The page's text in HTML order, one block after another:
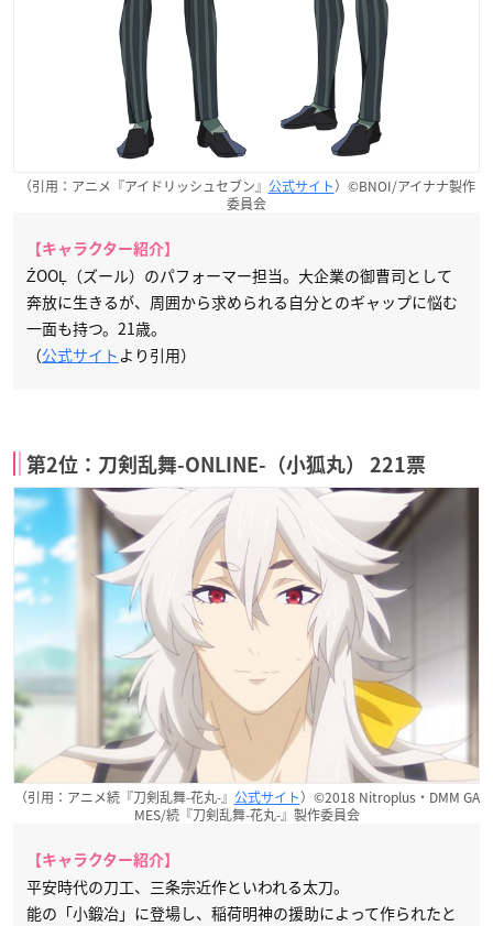
（引用：アニメ『アイドリッシュセブン』 公式サイト）©BNOI/アイナナ製作
委員会
【キャラクター紹介】
ŹOOĻ（ズール）のパフォーマー担当。大企業の御曹司として
奔放に生きるが、周囲から求められる自分とのギャップに悩む
一面も持つ。21歳。
（公式サイト より引用）
第2位：刀剣乱舞-ONLINE-（小狐丸） 221票
（引用：アニメ続『刀剣乱舞-花丸-』 公式サイト）©2018 Nitroplus・DMM GA
MES/続『刀剣乱舞-花丸-』製作委員会
【キャラクター紹介】
平安時代の刀工、三条宗近作といわれる太刀。
能の「小鍛冶」に登場し、稲荷明神の援助によって作られたと